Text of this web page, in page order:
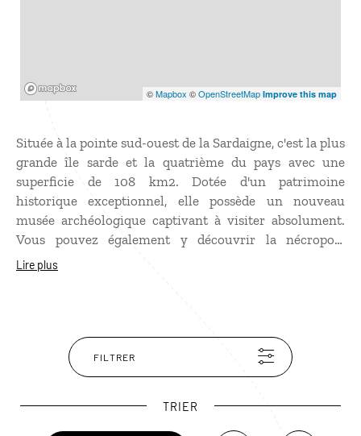
©Mapbox ©OpenStreetMap Improve this map
Située à la pointe sud-ouest de la Sardaigne, c'est la plus
grande île sarde et la quatrième du pays avec une
superficie de 108 km2. Dotée d'un patrimoine
historique exceptionnel, elle possède un nouveau
musée archéologique captivant à visiter absolument.
Vous pouvez également y découvrir la nécropole
punique, les fameuses tombes des Géants, et des
Lire plus
FILTRER
TRIER